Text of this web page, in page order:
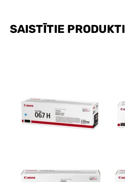
SAISTĪTIE PRODUKTI